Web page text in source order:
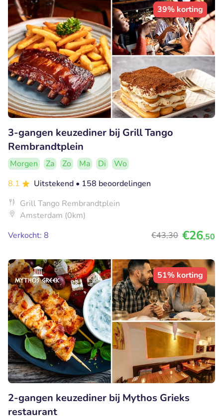
39% korting
3-gangen keuzediner bij Grill Tango
Rembrandtplein
Morgen Za Zo Ma Di
Wo
8.1
Uitstekend • 158 beoordelingen
Grill Tango Rembrandtplein
Amsterdam (0km)
Verkocht: 8
€43,30 €26,50
51% korting
2-gangen keuzediner bij Mythos Grieks
restaurant